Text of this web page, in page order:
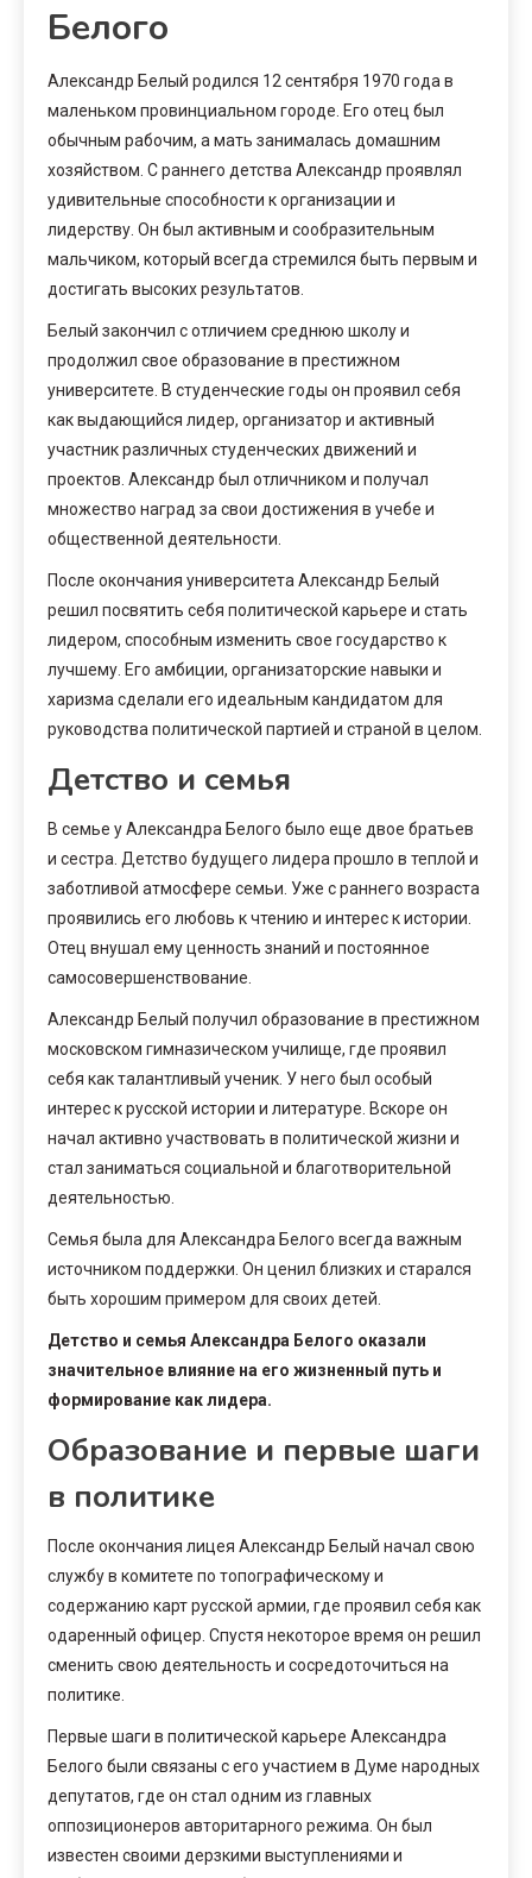
Белого
Александр Белый родился 12 сентября 1970 года в
маленьком провинциальном городе. Его отец был
обычным рабочим, а мать занималась домашним
хозяйством. С раннего детства Александр проявлял
удивительные способности к организации и
лидерству. Он был активным и сообразительным
мальчиком, который всегда стремился быть первым и
достигать высоких результатов.
Белый закончил с отличием среднюю школу и
продолжил свое образование в престижном
университете. В студенческие годы он проявил себя
как выдающийся лидер, организатор и активный
участник различных студенческих движений и
проектов. Александр был отличником и получал
множество наград за свои достижения в учебе и
общественной деятельности.
После окончания университета Александр Белый
решил посвятить себя политической карьере и стать
лидером, способным изменить свое государство к
лучшему. Его амбиции, организаторские навыки и
харизма сделали его идеальным кандидатом для
руководства политической партией и страной в целом.
Детство и семья
В семье у Александра Белого было еще двое братьев
и сестра. Детство будущего лидера прошло в теплой и
заботливой атмосфере семьи. Уже с раннего возраста
проявились его любовь к чтению и интерес к истории.
Отец внушал ему ценность знаний и постоянное
самосовершенствование.
Александр Белый получил образование в престижном
московском гимназическом училище, где проявил
себя как талантливый ученик. У него был особый
интерес к русской истории и литературе. Вскоре он
начал активно участвовать в политической жизни и
стал заниматься социальной и благотворительной
деятельностью.
Семья была для Александра Белого всегда важным
источником поддержки. Он ценил близких и старался
быть хорошим примером для своих детей.
Детство и семья Александра Белого оказали
значительное влияние на его жизненный путь и
формирование как лидера.
Образование и первые шаги
в политике
После окончания лицея Александр Белый начал свою
службу в комитете по топографическому и
содержанию карт русской армии, где проявил себя как
одаренный офицер. Спустя некоторое время он решил
сменить свою деятельность и сосредоточиться на
политике.
Первые шаги в политической карьере Александра
Белого были связаны с его участием в Думе народных
депутатов, где он стал одним из главных
оппозиционеров авторитарного режима. Он был
известен своими дерзкими выступлениями и